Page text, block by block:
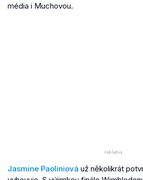
média i Muchovou.
Jasmine Paoliniová už několikrát